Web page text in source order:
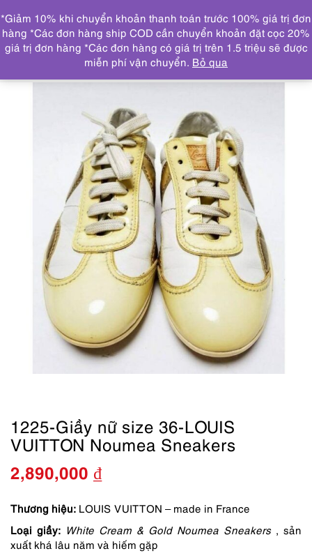
DANH MỤC
Trang chủ GIẦY, DÉP
1225-Giầy nữ size 36-LOUIS
VUITTON Noumea Sneakers
1225-Giầy nữ size 36-LOUIS
VUITTON Noumea Sneakers
2,890,000 ₫
Thương hiệu: LOUIS VUITTON – made in France
Loại giầy: White Cream & Gold Noumea Sneakers, sản
xuất khá lâu năm và hiếm gặp
*Giảm 10% khi chuyển khoản thanh toán trước 100% giá trị đơn
hàng *Các đơn hàng ship COD cần chuyển khoản đặt cọc 20%
giá trị đơn hàng *Các đơn hàng có giá trị trên 1.5 triệu sẽ được
miễn phí vận chuyển. Bỏ qua